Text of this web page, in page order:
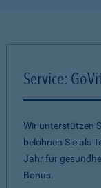
Service:
Wir unterstützen
belohnen Sie als
Jahr für
Bonus.